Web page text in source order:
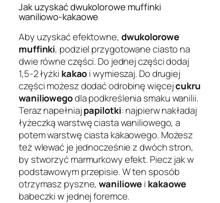
Jak uzyskać dwukolorowe muffinki
waniliowo-kakaowe
Aby uzyskać efektowne, dwukolorowe
muffinki, podziel przygotowane ciasto na
dwie równe części. Do jednej części dodaj
1,5-2 łyżki kakaoi wymieszaj. Do drugiej
części możesz dodać odrobinę więcejcukru
waniliowegodla podkreślenia smaku wanilii.
Teraz napełniajpapilotki: najpierw nakładaj
łyżeczką warstwę ciasta waniliowego, a
potem warstwę ciasta kakaowego. Możesz
też wlewać je jednocześnie z dwóch stron,
by stworzyć marmurkowy efekt. Piecz jak w
podstawowym przepisie. W ten sposób
otrzymasz pyszne,waniliowei kakaowe
babeczki w jednej foremce.